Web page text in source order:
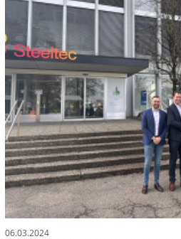
06.03.2024